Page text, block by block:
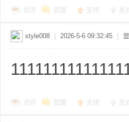
点评 回复 支持 反
style008 2026-5-6 09:32:45
点评 回复 支持 反